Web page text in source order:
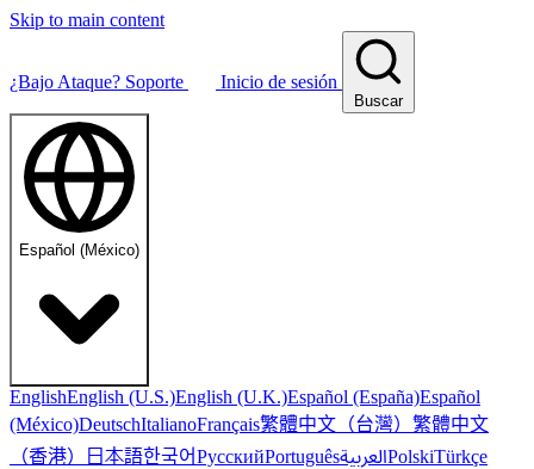
Skip to main content
¿Bajo Ataque? Soporte Inicio de sesión
Buscar
Español (México)
EnglishEnglish (U.S.)English (U.K.)Español (España)Español
(México)DeutschItalianoFrançais繁體中文（台灣） 繁體中文
（香港） 日本語한국어РусскийPortuguêsالعربيةPolskiTürkçe